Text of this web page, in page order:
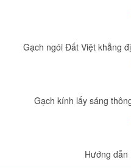
Gạch ngói Đất Việt khẳng
Gạch kính lấy sáng
Hướng dẫn